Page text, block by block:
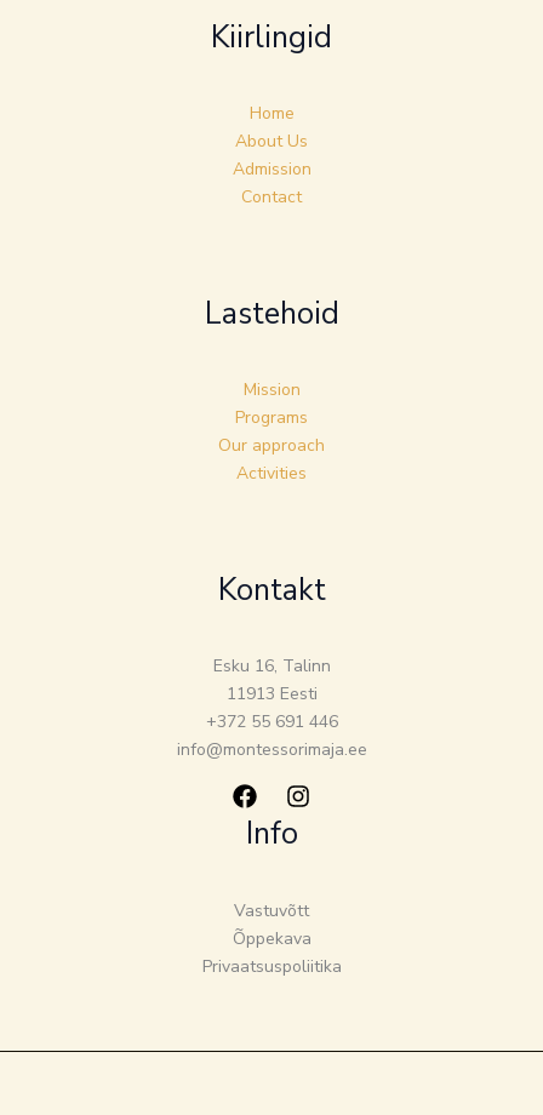
Kiirlingid
Home
About Us
Admission
Contact
Lastehoid
Mission
Programs
Our approach
Activities
Kontakt
Esku 16, Talinn
11913 Eesti
+372 55 691 446
info@montessorimaja.ee
Info
Vastuvõtt
Õppekava
Privaatsuspoliitika